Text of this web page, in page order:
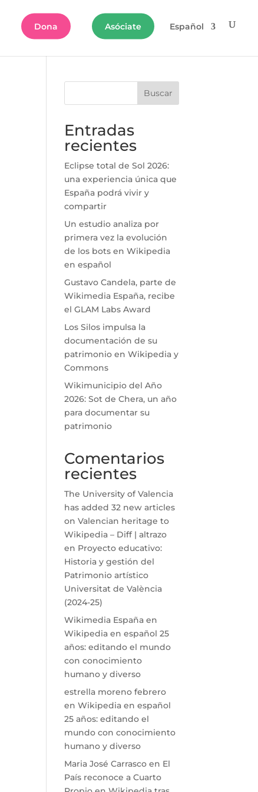
Dona Asóciate Español
Buscar
Entradas
recientes
Eclipse total de Sol 2026:
una experiencia única que
España podrá vivir y
compartir
Un estudio analiza por
primera vez la evolución
de los bots en Wikipedia
en español
Gustavo Candela, parte de
Wikimedia España, recibe
el GLAM Labs Award
Los Silos impulsa la
documentación de su
patrimonio en Wikipedia y
Commons
Wikimunicipio del Año
2026: Sot de Chera, un año
para documentar su
patrimonio
Comentarios
recientes
The University of Valencia
has added 32 new articles
on Valencian heritage to
Wikipedia – Diff | altrazo
en Proyecto educativo:
Historia y gestión del
Patrimonio artístico
Universitat de València
(2024-25)
Wikimedia España en
Wikipedia en español 25
años: editando el mundo
con conocimiento
humano y diverso
estrella moreno febrero
enWikipedia en español
25 años: editando el
mundo con conocimiento
humano y diverso
Maria José Carrasco en El
País reconoce a Cuarto